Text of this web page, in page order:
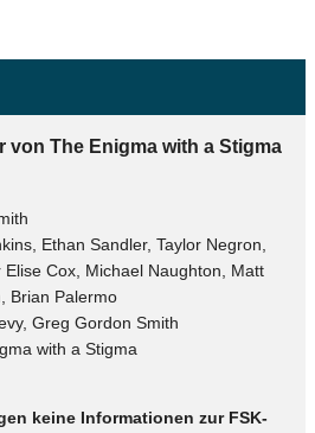
von The Enigma with a Stigma
Ethan Sandler, Taylor Negron,
Elise Cox, Michael Naughton, Matt
Brian Palermo
Greg Gordon Smith
with a Stigma
keine Informationen zur FSK-